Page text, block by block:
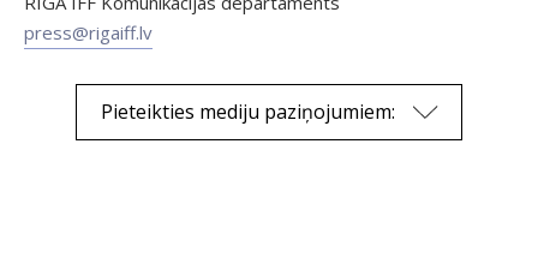
press@rigaiff.lv
Pieteikties mediju paziņojumiem: